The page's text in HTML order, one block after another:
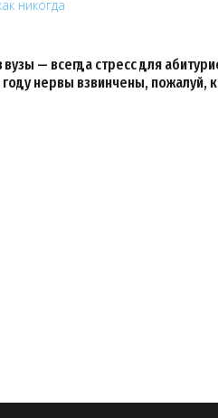
— всегда стресс для
нервы взвинчены, пожалуй,